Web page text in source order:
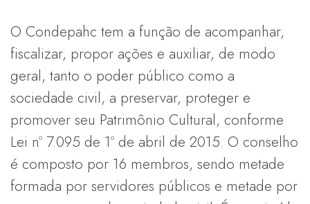
O Condepahc tem a função de acompanhar,
fiscalizar, propor ações e auxiliar, de modo
geral, tanto o poder público como a
sociedade civil, a preservar, proteger e
promover seu Patrimônio Cultural, conforme
Lei nº 7.095 de 1º de abril de 2015. O conselho
é composto por 16 membros, sendo metade
formada por servidores públicos e metade por